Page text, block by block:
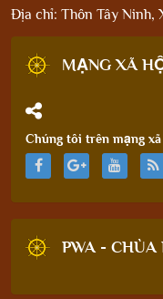
Địa chỉ: Thôn Tây Ninh,
MẠNG XÃ
Chúng tôi trên mạng
PWA - CHÙA